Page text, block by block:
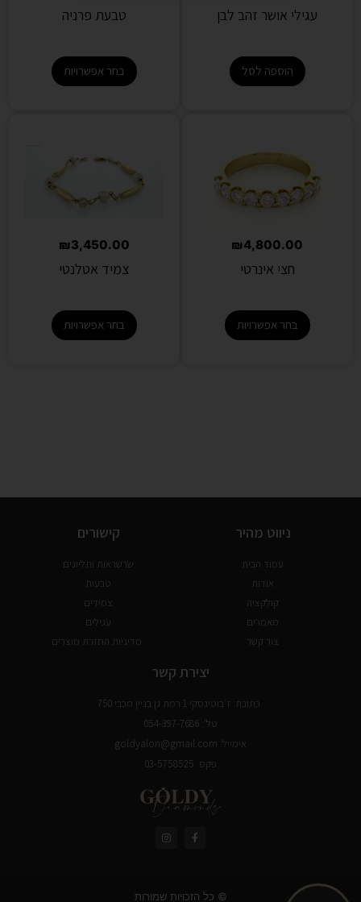
עגילי אושר זהב לבן
הוספה לסל
טבעת פרניה
בחר אפשרויות
חצי אינרטי
₪4,800.00
בחר אפשרויות
צמיד אטלנטי
₪3,450.00
בחר אפשרויות
ניווט מהיר
עמוד הבית
אודות
קולקציה
מאמרים
צור קשר
קישורים
שרשראות ותליונים
טבעות
צמידים
עגילים
מדיניות החזרת מוצרים
יצירת קשר
כתובת: ז׳בוטינסקי 1 רמת גן בניין מכבי 750
טל': 054-397-7686
אימייל: goldyalon@gmail.com
פקס: 03-5758525
© כל הזכויות שמורות